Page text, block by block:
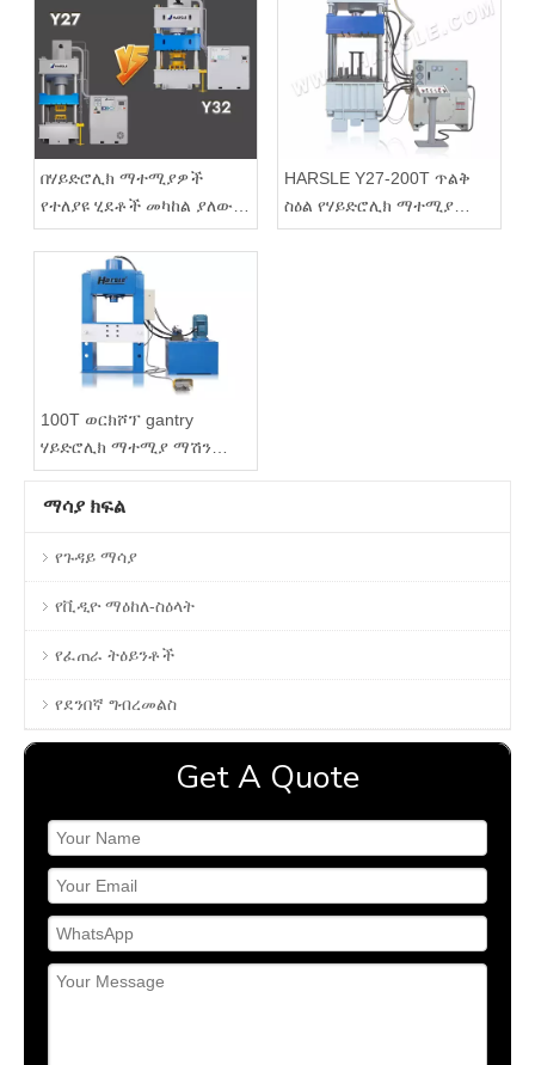
በሃይድሮሊክ ማተሚያዎች
የተለያዩ ሂደቶች መካከል ያለው
ልዩነት
HARSLE Y27-200T ጥልቅ
ስዕል የሃይድሮሊክ ማተሚያ
ማሽን
100T ወርክሾፕ gantry
ሃይድሮሊክ ማተሚያ ማሽን
ቪዲዮ
ማሳያ ክፍል
የጉዳይ ማሳያ
የቪዲዮ ማዕከለ-ስዕላት
የፈጠራ ትዕይንቶች
የደንበኛ ግብረመልስ
Get A Quote